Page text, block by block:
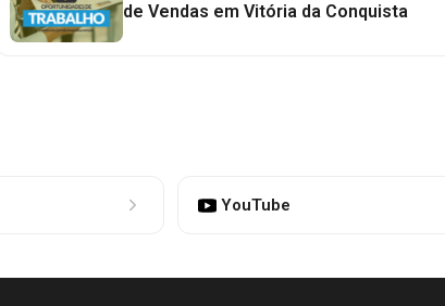
de Vendas em Vitória da Conquista
YouTube